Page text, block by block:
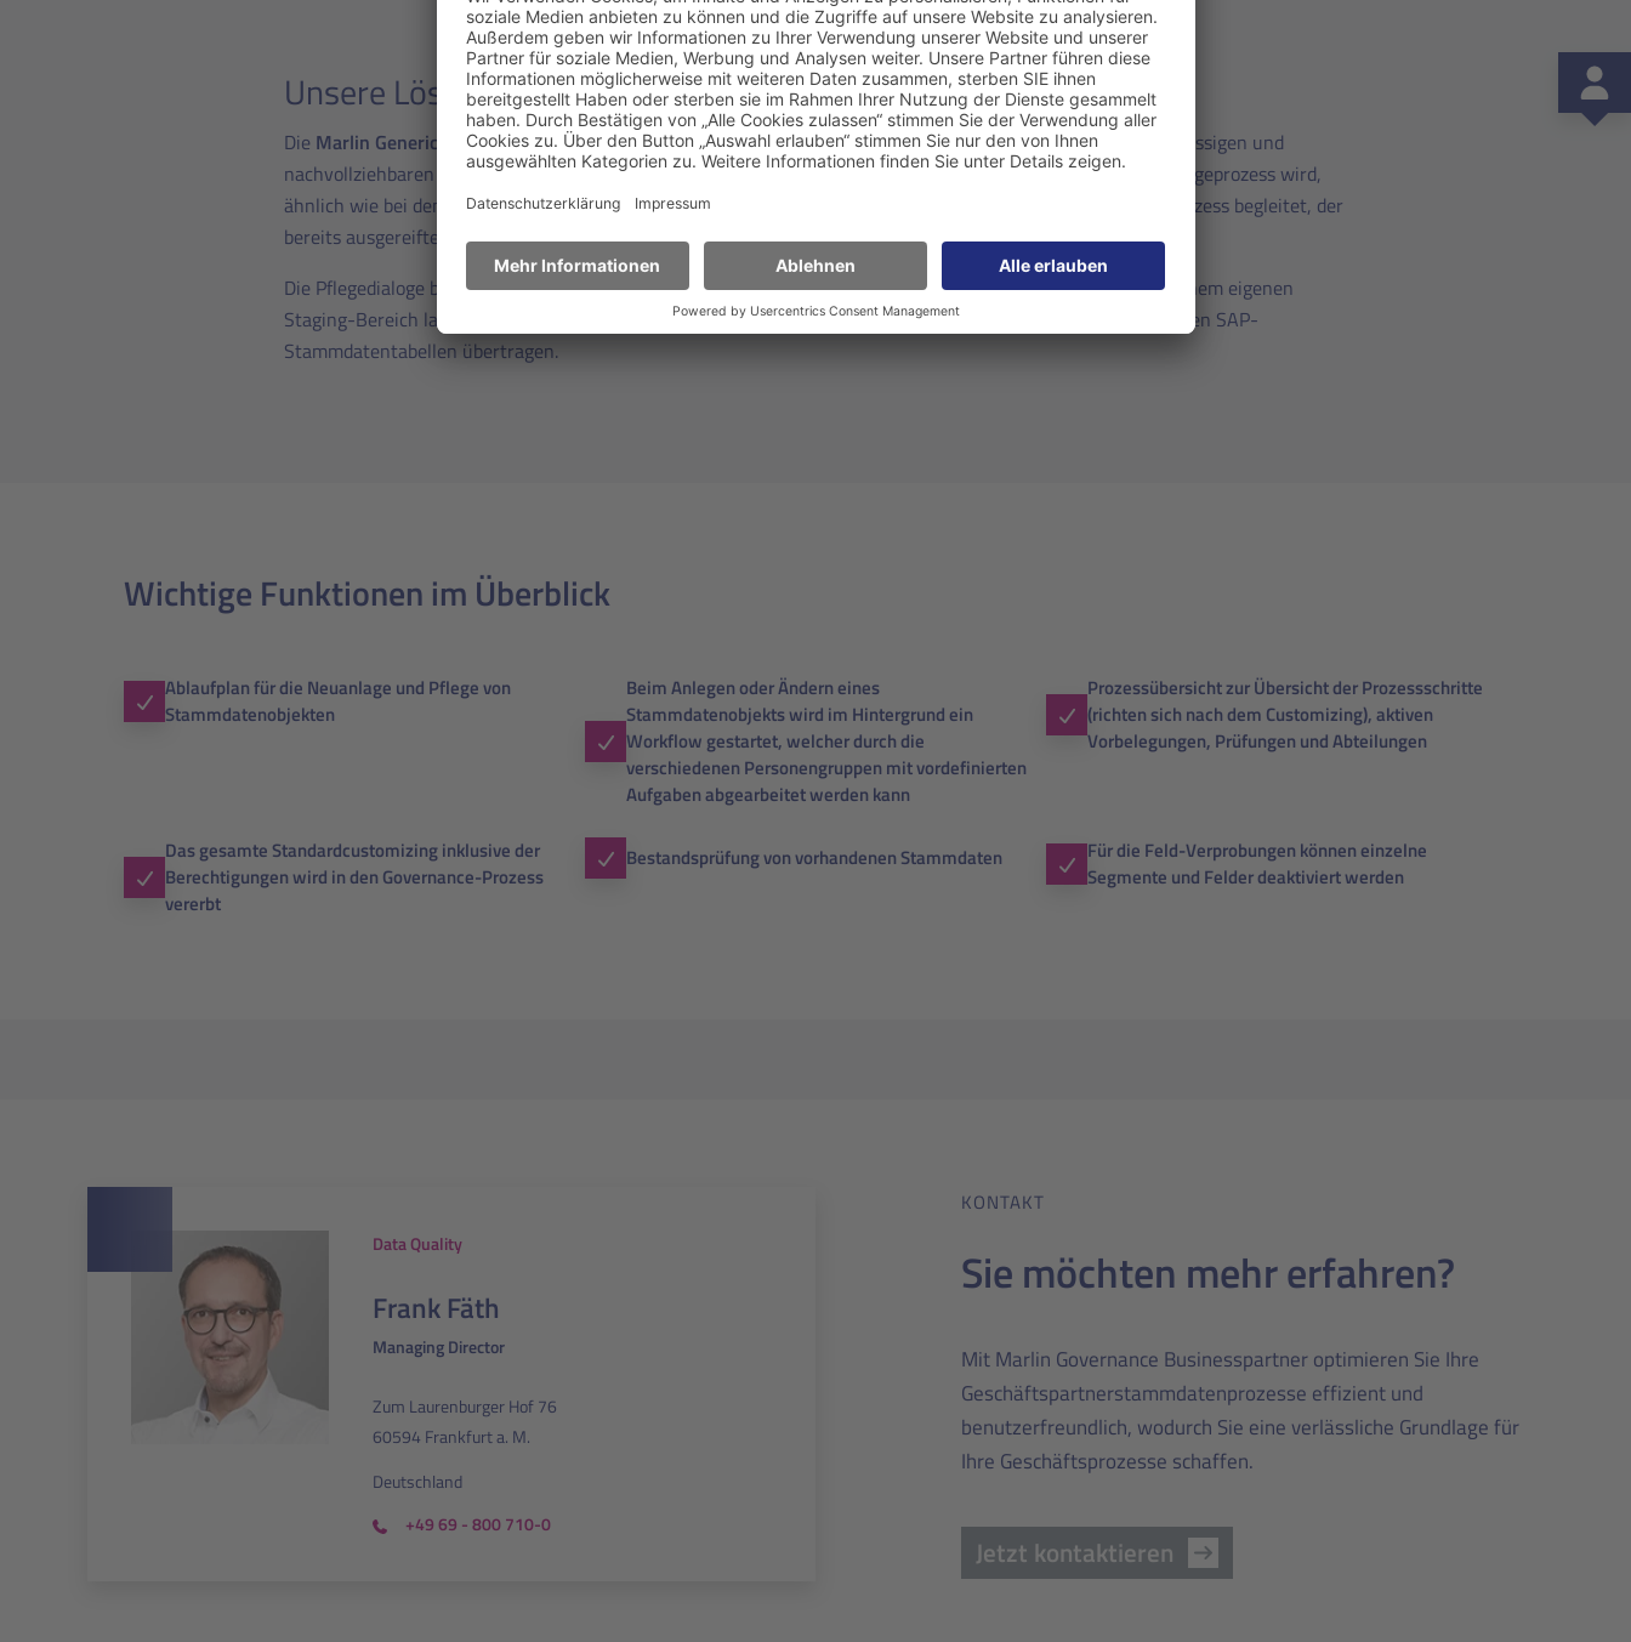
Unsere Lösung
Die Marlin Generic Governance (MGG)Lösung für ein zentrales Stammdatenmanagement bietet einen zuverlässigen und
nachvollziehbaren Data-Governance-Prozess in SAP® für (fast) jeden Stammdatendialog. Der Anlage- und Pflegeprozess wird,
ähnlich wie bei den Lösungen für Geschäftspartner und Materialstämme, durch einen workflowgestützten Prozess begleitet, der
bereits ausgereifte Best Practices enthält.
Die Pflegedialoge bleiben im gewohnten Look & Feel, während die Daten im Hintergrund bis zur Freigabe in einem eigenen
Staging-Bereich landen. Erst wenn der Freigebende sein „OK“ gegeben hat, werden die Daten in die eigentlichen SAP-
Stammdatentabellen übertragen.
Wichtige Funktionen im Überblick
Ablaufplan für die Neuanlage und Pflege von
Stammdatenobjekten
Beim Anlegen oder Ändern eines
Stammdatenobjekts wird im Hintergrund ein
Workflow gestartet, welcher durch die
verschiedenen Personengruppen mit vordefinierten
Aufgaben abgearbeitet werden kann
Prozessübersicht zur Übersicht der Prozessschritte
(richten sich nach dem Customizing), aktiven
Vorbelegungen, Prüfungen und Abteilungen
Das gesamte Standardcustomizing inklusive der
Berechtigungen wird in den Governance-Prozess
vererbt
Bestandsprüfung von vorhandenen Stammdaten
Für die Feld-Verprobungen können einzelne
Segmente und Felder deaktiviert werden
Data Quality
Frank Fäth
Managing Director
Zum Laurenburger Hof 76
60594 Frankfurt a. M.
Deutschland
+49 69 - 800 710-0
KONTAKT
Sie möchten mehr erfahren?
Mit Marlin Governance Businesspartner optimieren Sie Ihre
Geschäftspartnerstammdatenprozesse effizient und
benutzerfreundlich, wodurch Sie eine verlässliche Grundlage für
Ihre Geschäftsprozesse schaffen.
Jetzt kontaktieren